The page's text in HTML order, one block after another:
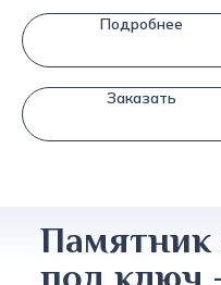
Подробнее
Заказать
Памятник
под ключ